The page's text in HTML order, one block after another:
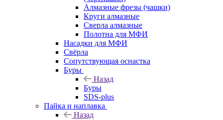
Алмазные фрезы (чашки)
Круги алмазные
Сверла алмазные
Полотна для МФИ
Насадки для МФИ
Свёрла
Сопутствующая оснастка
Буры
Назад
Буры
SDS-plus
Пайка и наплавка
Назад